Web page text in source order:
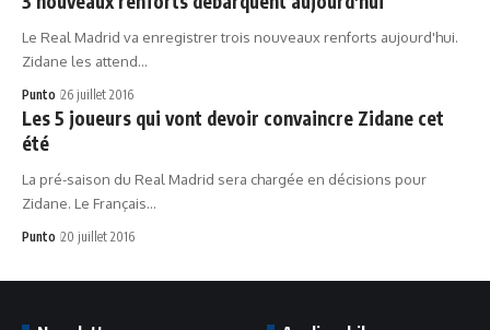
Le Real Madrid va enregistrer trois nouveaux renforts aujourd'hui.
Zidane les attend…
Punto 26 juillet 2016
Les 5 joueurs qui vont devoir convaincre Zidane cet
été
La pré-saison du Real Madrid sera chargée en décisions pour
Zidane. Le Français…
Punto 20 juillet 2016